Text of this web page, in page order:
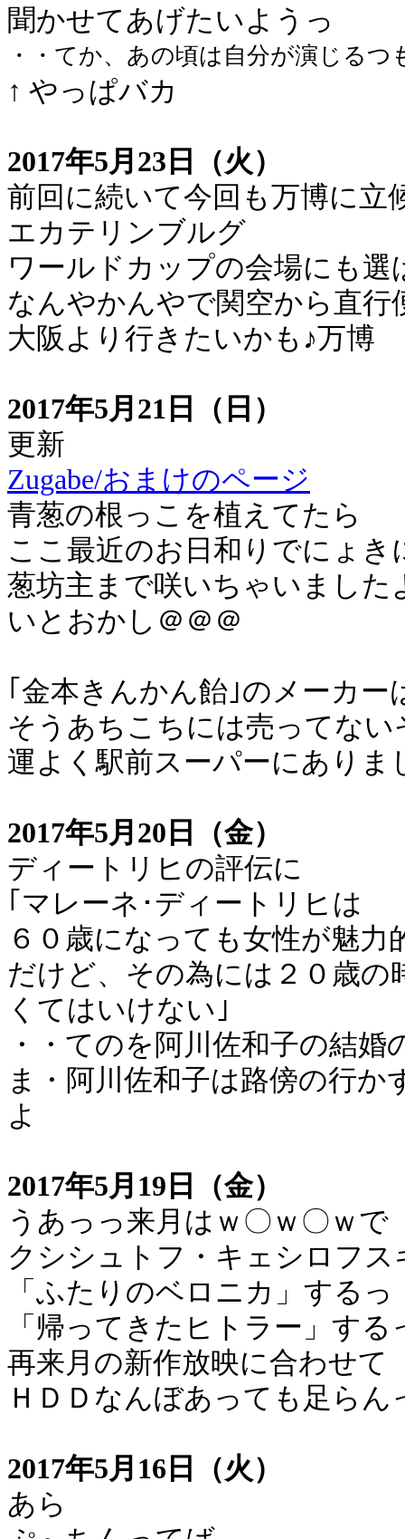
聞かせてあげたいようっ
・・てか、あの頃は自分が演じる
↑ やっぱバカ
2017年5月23日（火）
前回に続いて今回も万博に立
エカテリンブルグ
ワールドカップの会場にも選
なんやかんやで関空から直行
大阪より行きたいかも♪万博
2017年5月21日（日）
更新
Zugabe/おまけのページ
青葱の根っこを植えてたら
ここ最近のお日和りでにょき
葱坊主まで咲いちゃいました
いとおかし＠＠＠
｢金本きんかん飴｣のメーカ
そうあちこちには売ってない
運よく駅前スーパーにありま
2017年5月20日（金）
ディートリヒの評伝に
｢マレーネ･ディートリヒは
６０歳になっても女性が魅
だけど、その為には２０歳
くてはいけない｣
・・てのを阿川佐和子の結
ま・阿川佐和子は路傍の行
よ
2017年5月19日（金）
うあっっ来月はｗ〇ｗ〇ｗで
クシシュトフ・キェシロフ
「ふたりのベロニカ」するっ
「帰ってきたヒトラー」する
再来月の新作放映に合わせ
ＨＤＤなんぼあっても足らん
2017年5月16日（火）
あら